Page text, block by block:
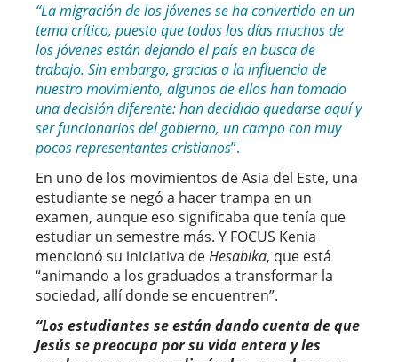
“La migración de los jóvenes se ha convertido en un
tema crítico, puesto que todos los días muchos de
los jóvenes están dejando el país en busca de
trabajo. Sin embargo, gracias a la influencia de
nuestro movimiento, algunos de ellos han tomado
una decisión diferente: han decidido quedarse aquí y
ser funcionarios del gobierno, un campo con muy
pocos representantes cristianos”.
En uno de los movimientos de Asia del Este, una
estudiante se negó a hacer trampa en un
examen, aunque eso significaba que tenía que
estudiar un semestre más. Y FOCUS Kenia
mencionó su iniciativa deHesabika, que está
“animando a los graduados a transformar la
sociedad, allí donde se encuentren”.
“Los estudiantes se están dando cuenta de que
Jesús se preocupa por su vida entera y les